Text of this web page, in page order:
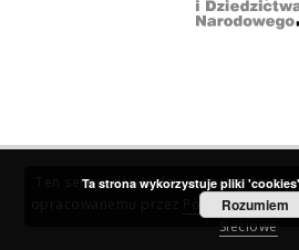
Ten serwis działa dzięki
Poznańskie
Sieciowe
Ta strona wykorzystuje pliki
Rozumiem